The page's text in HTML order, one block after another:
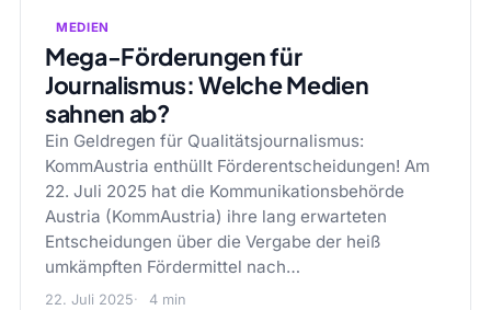
MEDIEN
Mega-Förderungen für
Journalismus: Welche Medien
sahnen ab?
Ein Geldregen für Qualitätsjournalismus:
KommAustria enthüllt Förderentscheidungen! Am
22. Juli 2025 hat die Kommunikationsbehörde
Austria (KommAustria) ihre lang erwarteten
Entscheidungen über die Vergabe der heiß
umkämpften Fördermittel nach…
22. Juli 2025 4 min